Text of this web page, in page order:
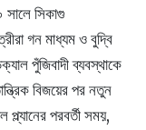
সালে সিকাগু
গন মাধ্যম ও বুদ্বি
পুঁজিবাদী ব্যবস্থাকে
বিজয়ের পর নতুন
পরবর্তী সময়,